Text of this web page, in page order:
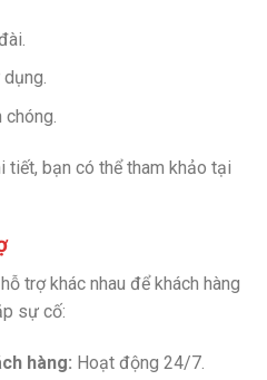
bạn có thể tham khảo tại
trợ khác nhau để khách hàng
sự cố:
hàng: Hoạt động 24/7.